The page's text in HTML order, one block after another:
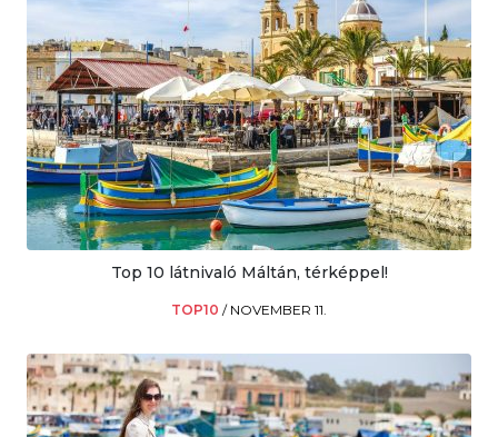
Top 10 látnivaló Máltán, térképpel!
TOP10 / NOVEMBER 11.